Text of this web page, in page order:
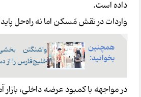
داده است.
واردات در نقش مُسکن اما نه راه‌حل
همچنین
بخوانید:
واشنگتن
خلیج‌فارس را از
در مواجهه با کمبود عرضه داخلی،